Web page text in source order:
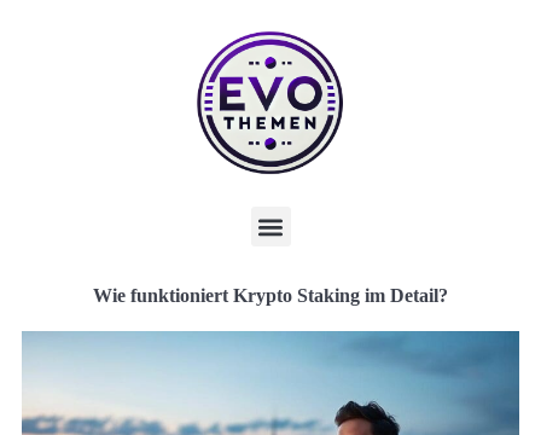
Wie funktioniert Krypto Staking im Detail?